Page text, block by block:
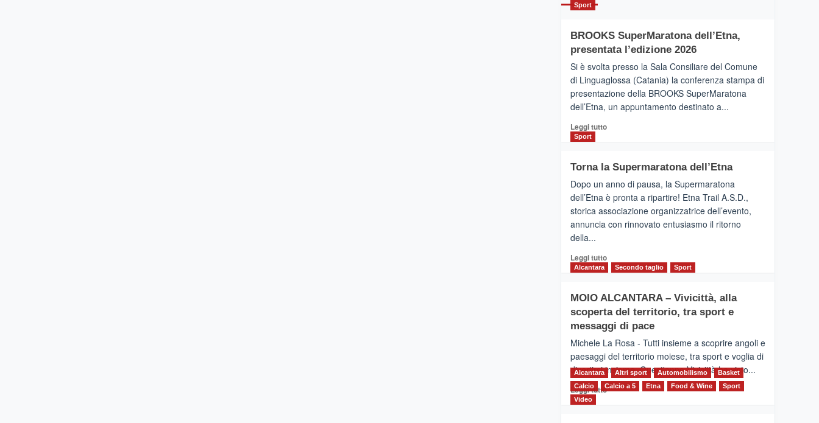
con
la
Al
via
i
collegamenti
Sport
BROOKS SuperMaratona dell’Etna,
presentata l’edizione 2026
Si è svolta presso la Sala Consiliare del Comune
di Linguaglossa (Catania) la conferenza stampa di
presentazione della BROOKS SuperMaratona
dell’Etna, un appuntamento destinato a...
Leggi tuttoLeggi
BROOKS
SuperMaratona
dell’Etna,
presentata
l’edizione
2026
Sport
Torna la Supermaratona dell’Etna
Dopo un anno di pausa, la Supermaratona
dell’Etna è pronta a ripartire! Etna Trail A.S.D.,
storica associazione organizzatrice dell’evento,
annuncia con rinnovato entusiasmo il ritorno
della...
Leggi tuttoLeggi
Torna
la
Supermaratona
Alcantara Secondo taglio Sport
MOIO ALCANTARA – Vivicittà, alla
scoperta del territorio, tra sport e
messaggi di pace
Michele La Rosa - Tutti insieme a scoprire angoli e
paesaggi del territorio moiese, tra sport e voglia di
divertirsi insieme. Quest'anno Vivicittà ha visto...
Leggi tuttoLeggi
Alcantara Altri sport Automobilismo
Basket
Calcio
Calcio a 5 Etna Food & Wine
Sport
Video